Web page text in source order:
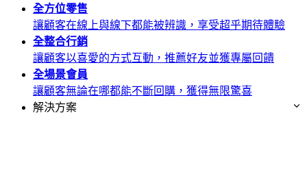
全方位零售
讓顧客在線上與線下都能被辨識，享受超乎期待體驗
全整合行銷
讓顧客以喜愛的方式互動，推薦好友並獲專屬回饋
全場景會員
讓顧客無論在哪都能不斷回購，獲得無限驚喜
解決方案